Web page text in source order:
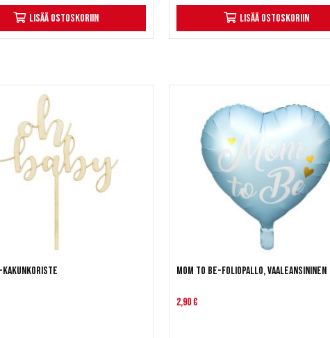
Lisää ostoskoriin Lisää ostoskoriin
-kakunkoriste Mom to be-foliopallo, vaaleansininen
2,90 €